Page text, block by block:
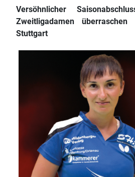
Versöhnlicher
Zweitligadamen
Stuttgart